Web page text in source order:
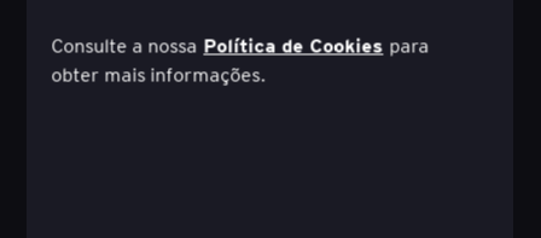
Consulte a nossa Política de Cookies para
obter mais informações.